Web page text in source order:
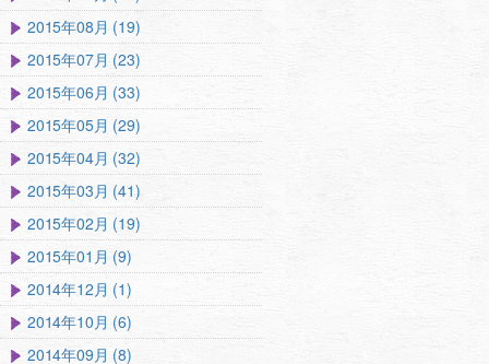
2015年08月 (19)
2015年07月 (23)
2015年06月 (33)
2015年05月 (29)
2015年04月 (32)
2015年03月 (41)
2015年02月 (19)
2015年01月 (9)
2014年12月 (1)
2014年10月 (6)
2014年09月 (8)